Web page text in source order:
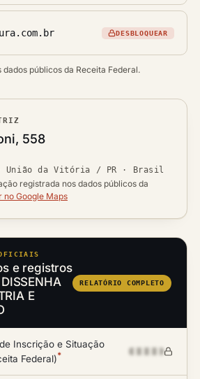
DESBLOQUEAR
públicos da Receita Federal.
558
União da Vitória / PR · Brasil
registrada nos dados públicos da
no Google Maps
OFICIAIS
e registros
E
RELATÓRIO COMPLETO
Inscrição e Situação
Federal)*